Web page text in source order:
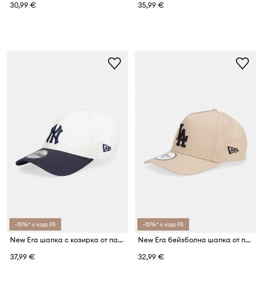
30,99 €
35,99 €
-15%* с код: FS
New Era шапка с козирка от памук WS PATCH 940 NYY
37,99 €
-15%* с код: FS
New Era бейзболна шапка от памук LE EFRAME LA DODGERS
32,99 €